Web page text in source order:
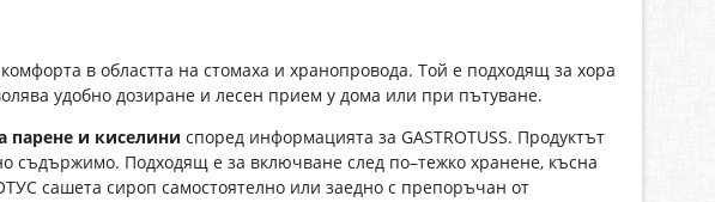
в областта на стомаха и хранопровода. Той е подходящ за хора
удобно дозиране и лесен прием у дома или при пътуване.
парене и киселини според информацията за GASTROTUSS. Продуктът
съдържимо. Подходящ е за включване след по–тежко хранене, късна
сашета сироп самостоятелно или заедно с препоръчан от